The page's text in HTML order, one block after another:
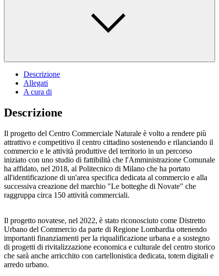
Descrizione
Allegati
A cura di
Descrizione
Il progetto del Centro Commerciale Naturale è volto a rendere più
attrattivo e competitivo il centro cittadino sostenendo e rilanciando il
commercio e le attività produttive del territorio in un percorso
iniziato con uno studio di fattibilità che l'Amministrazione Comunale
ha affidato, nel 2018, al Politecnico di Milano che ha portato
all'identificazione di un'area specifica dedicata al commercio e alla
successiva creazione del marchio "Le botteghe di Novate" che
raggruppa circa 150 attività commerciali.
Il progetto novatese, nel 2022, è stato riconosciuto come Distretto
Urbano del Commercio da parte di Regione Lombardia ottenendo
importanti finanziamenti per la riqualificazione urbana e a sostegno
di progetti di rivitalizzazione economica e culturale del centro storico
che sarà anche arricchito con cartellonistica dedicata, totem digitali e
arredo urbano.